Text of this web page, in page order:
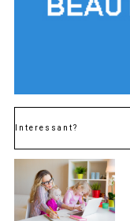
Interessant?